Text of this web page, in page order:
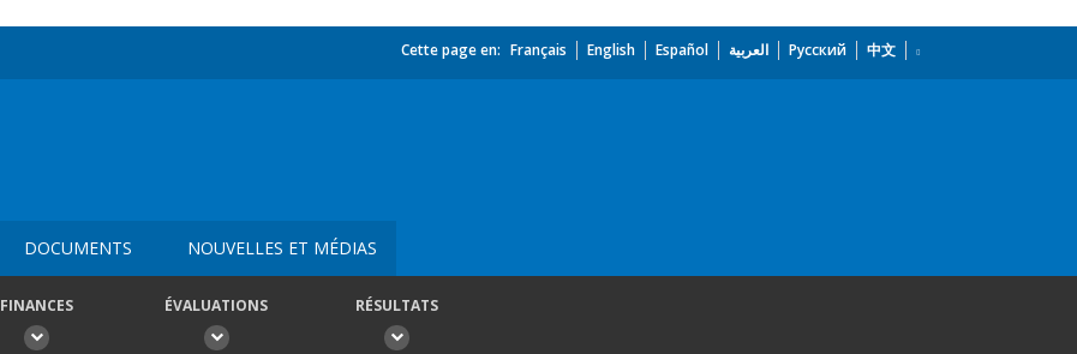
Cette page en: Français English Español العربية Русский 中文
DOCUMENTS NOUVELLES ET MÉDIAS
FINANCES ÉVALUATIONS RÉSULTATS